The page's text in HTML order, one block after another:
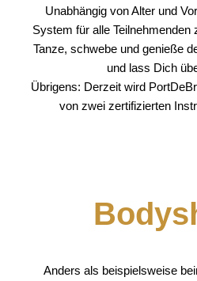
Unabhängig von Alter und
System für alle Teilnehmenden
Tanze, schwebe und genieße
und lass Dich
Übrigens: Derzeit wird
von zwei zertifizierten
Anders als beispielsweise